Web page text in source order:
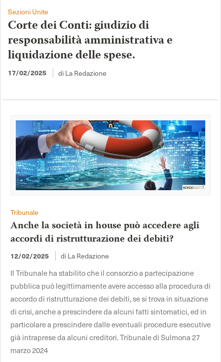
Sezioni Unite
Corte dei Conti: giudizio di
responsabilità amministrativa e
liquidazione delle spese.
17/02/2025 di La Redazione
Tribunale
Anche la società in house può accedere agli
accordi di ristrutturazione dei debiti?
12/02/2025 di La Redazione
Il Tribunale ha stabilito che il consorzio a partecipazione
pubblica può legittimamente avere accesso alla procedura di
accordo di ristrutturazione dei debiti, se si trova in situazione
di crisi, anche a prescindere da alcuni fatti sintomatici, ed in
particolare a prescindere dalle eventuali procedure esecutive
già intraprese da alcuni creditori. Tribunale di Sulmona 27
marzo 2024